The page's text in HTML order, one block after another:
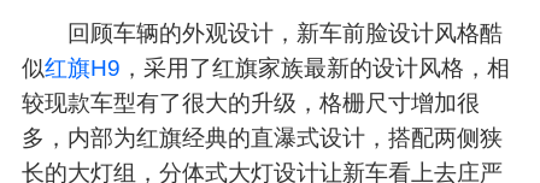
回顾车辆的外观设计，新车前脸设计风格酷
似红旗H9 ，采用了红旗家族最新的设计风格，相
较现款车型有了很大的升级，格栅尺寸增加很
多，内部为红旗经典的直瀑式设计，搭配两侧狭
长的大灯组，分体式大灯设计让新车看上去庄严